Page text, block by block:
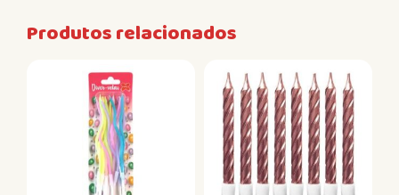
Produtos relacionados